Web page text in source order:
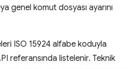
genel komut dosyası ayarını
ISO 15924 alfabe koduyla
referansında listelenir. Teknik